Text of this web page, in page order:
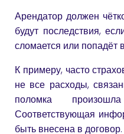
Арендатор должен
будут последствия,
сломается или попадёт
К примеру, часто
не все расходы,
поломка
Соответствующая
быть внесена в договор.